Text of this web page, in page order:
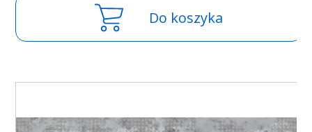
Do koszyka